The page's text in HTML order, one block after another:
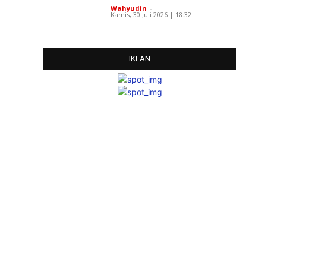
Wahyudin -
Kamis, 30 Juli 2026 | 18:32
IKLAN